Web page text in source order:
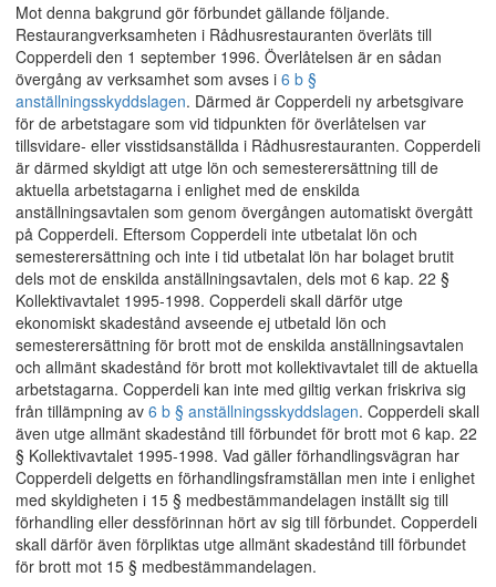
Mot denna bakgrund gör förbundet gällande följande.
Restaurangverksamheten i Rådhusrestauranten överläts till
Copperdeli den 1 september 1996. Överlåtelsen är en sådan
övergång av verksamhet som avses i 6 b §
anställningsskyddslagen. Därmed är Copperdeli ny arbetsgivare
för de arbetstagare som vid tidpunkten för överlåtelsen var
tillsvidare- eller visstidsanställda i Rådhusrestauranten. Copperdeli
är därmed skyldigt att utge lön och semesterersättning till de
aktuella arbetstagarna i enlighet med de enskilda
anställningsavtalen som genom övergången automatiskt övergått
på Copperdeli. Eftersom Copperdeli inte utbetalat lön och
semesterersättning och inte i tid utbetalat lön har bolaget brutit
dels mot de enskilda anställningsavtalen, dels mot 6 kap. 22 §
Kollektivavtalet 1995-1998. Copperdeli skall därför utge
ekonomiskt skadestånd avseende ej utbetald lön och
semesterersättning för brott mot de enskilda anställningsavtalen
och allmänt skadestånd för brott mot kollektivavtalet till de aktuella
arbetstagarna. Copperdeli kan inte med giltig verkan friskriva sig
från tillämpning av 6 b § anställningsskyddslagen. Copperdeli skall
även utge allmänt skadestånd till förbundet för brott mot 6 kap. 22
§ Kollektivavtalet 1995-1998. Vad gäller förhandlingsvägran har
Copperdeli delgetts en förhandlingsframställan men inte i enlighet
med skyldigheten i 15 § medbestämmandelagen inställt sig till
förhandling eller dessförinnan hört av sig till förbundet. Copperdeli
skall därför även förpliktas utge allmänt skadestånd till förbundet
för brott mot 15 § medbestämmandelagen.